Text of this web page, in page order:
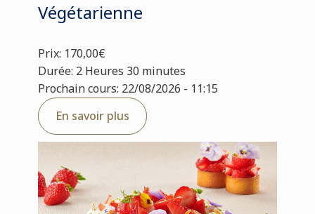
Végétarienne
Prix: 170,00€
Durée: 2 Heures 30 minutes
Prochain cours: 22/08/2026 - 11:15
En savoir plus